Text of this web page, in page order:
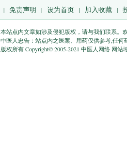
| 免责声明 | 设为首页 | 加入收藏 |
本站点内文章如涉及侵犯版权，请与我们联系。
中医人忠告：站点内之医案、用药仅供参考,任
版权所有 Copyright© 2005-2021 中医人网络 网站